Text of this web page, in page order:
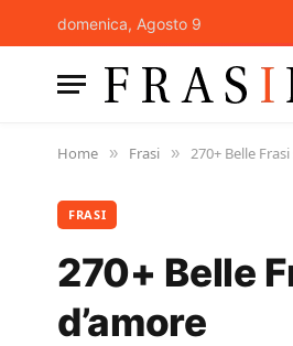
domenica, Agosto 9
Home » Frasi » 270+ Belle
FRASI
270+ Belle
d’amore